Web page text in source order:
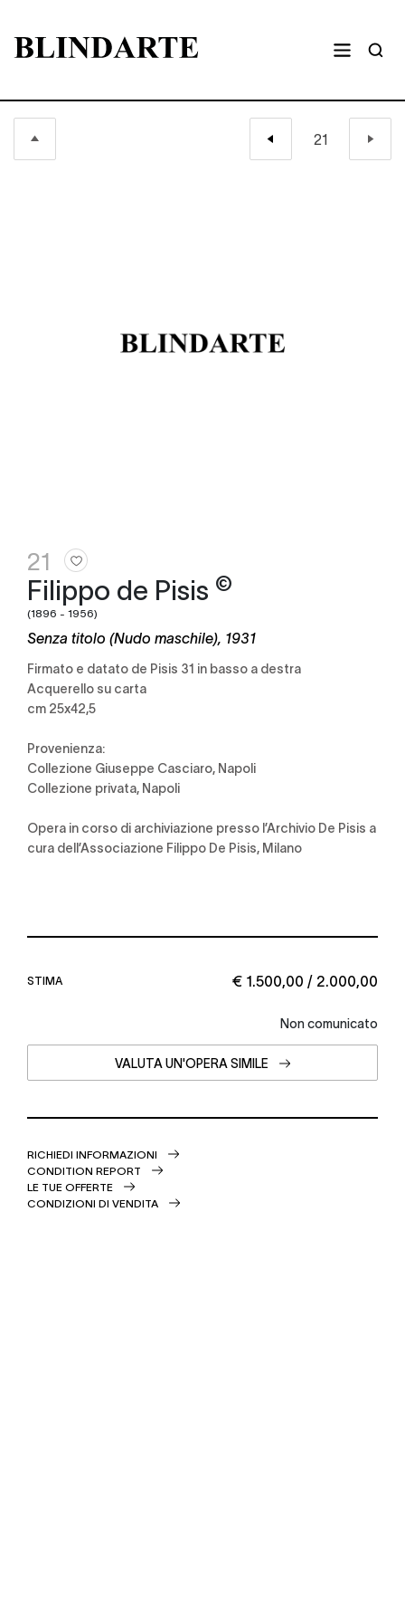
21
Filippo de Pisis ©
(1896 - 1956)
Senza titolo (Nudo maschile), 1931
Firmato e datato de Pisis 31 in basso a destra
Acquerello su carta
cm 25x42,5
Provenienza:
Collezione Giuseppe Casciaro, Napoli
Collezione privata, Napoli
Opera in corso di archiviazione presso l’Archivio De Pisis a
cura dell’Associazione Filippo De Pisis, Milano
€ 1.500,00 / 2.000,00
STIMA
Non comunicato
VALUTA UN'OPERA SIMILE
RICHIEDI INFORMAZIONI
CONDITION REPORT
LE TUE OFFERTE
CONDIZIONI DI VENDITA